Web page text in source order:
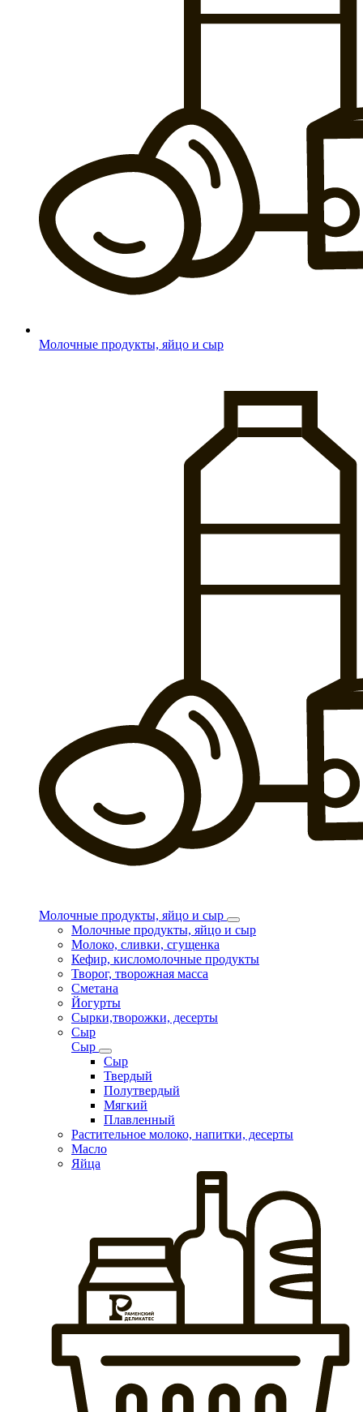
Молочные продукты, яйцо и сыр
Молочные продукты, яйцо и сыр
Молочные продукты, яйцо и сыр
Молоко, сливки, сгущенка
Кефир, кисломолочные продукты
Творог, творожная масса
Сметана
Йогурты
Сырки,творожки, десерты
Сыр
Сыр
Сыр
Твердый
Полутвердый
Мягкий
Плавленный
Растительное молоко, напитки, десерты
Масло
Яйца